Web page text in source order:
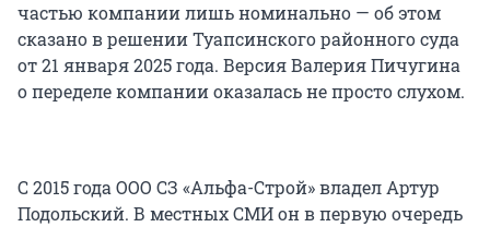
частью компании лишь номинально — об этом
сказано в решении Туапсинского районного суда
от 21 января 2025 года. Версия Валерия Пичугина
о переделе компании оказалась не просто слухом.
С 2015 года ООО СЗ «Альфа-Строй» владел Артур
Подольский. В местных СМИ он в первую очередь